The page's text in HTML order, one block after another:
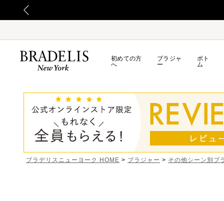
初めての方
へ
ブラジャ
ー
ボト
ム
ブラデリスニューヨーク HOME ブラジャー その他シーン別ブ